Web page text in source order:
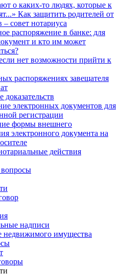
о каких-то людях, которые к
Как защитить родителей от
совет нотариуса
распоряжение в банке: для
и кто им может
нет возможности прийти к
распоряжениях завещателя
доказательств
электронных документов для
регистрации
формы внешнего
электронного документа на
действия
вопросы
надписи
недвижимого имущества